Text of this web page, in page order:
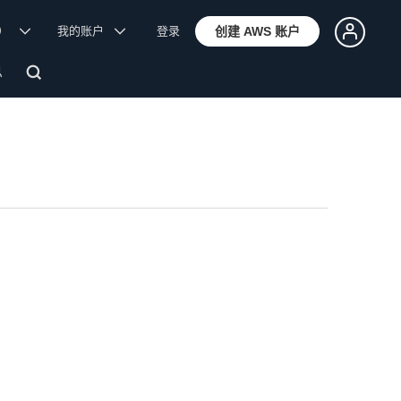
） 我的账户 登录 创建 AWS 账户